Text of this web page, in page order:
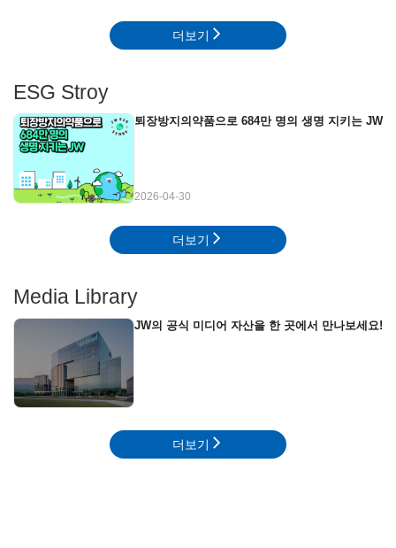
더보기
ESG Stroy
퇴장방지의약품으로 684만 명의 생명 지키는 JW
2026-04-30
더보기
Media Library
JW의 공식 미디어 자산을 한 곳에서 만나보세요!
더보기